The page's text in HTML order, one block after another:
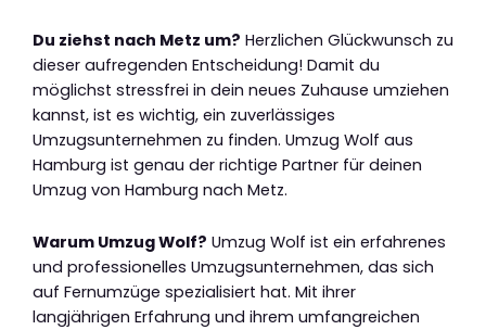
Du ziehst nach Metz um? Herzlichen Glückwunsch zu
dieser aufregenden Entscheidung! Damit du
möglichst stressfrei in dein neues Zuhause umziehen
kannst, ist es wichtig, ein zuverlässiges
Umzugsunternehmen zu finden. Umzug Wolf aus
Hamburg ist genau der richtige Partner für deinen
Umzug von Hamburg nach Metz.
Warum Umzug Wolf? Umzug Wolf ist ein erfahrenes
und professionelles Umzugsunternehmen, das sich
auf Fernumzüge spezialisiert hat. Mit ihrer
langjährigen Erfahrung und ihrem umfangreichen